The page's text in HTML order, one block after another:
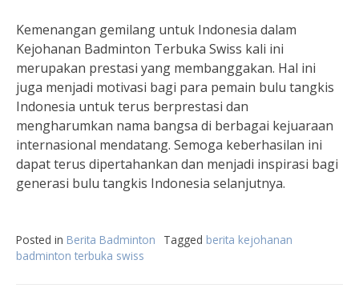
Kemenangan gemilang untuk Indonesia dalam
Kejohanan Badminton Terbuka Swiss kali ini
merupakan prestasi yang membanggakan. Hal ini
juga menjadi motivasi bagi para pemain bulu tangkis
Indonesia untuk terus berprestasi dan
mengharumkan nama bangsa di berbagai kejuaraan
internasional mendatang. Semoga keberhasilan ini
dapat terus dipertahankan dan menjadi inspirasi bagi
generasi bulu tangkis Indonesia selanjutnya.
Posted in Berita Badminton Tagged berita kejohanan
badminton terbuka swiss